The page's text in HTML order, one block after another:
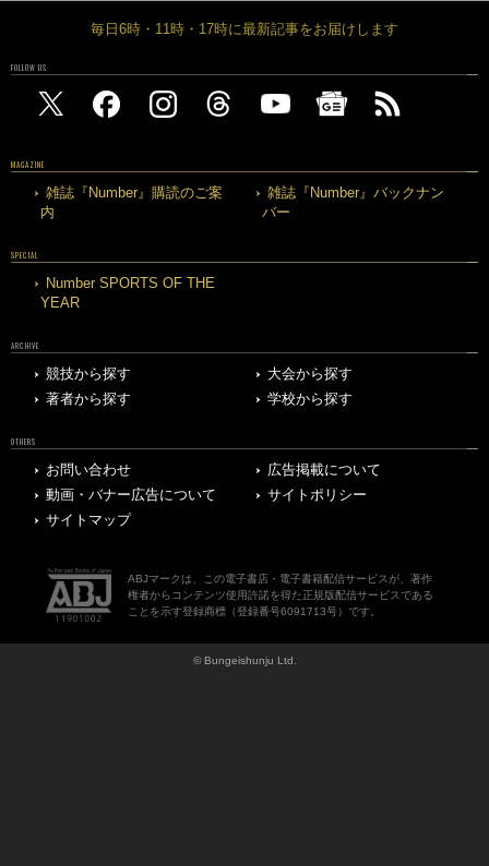
毎日6時・11時・17時に最新記事をお届けします
FOLLOW US
MAGAZINE
雑誌『Number』購読のご案
内
雑誌『Number』バックナン
バー
SPECIAL
Number SPORTS OF THE
YEAR
ARCHIVE
競技から探す
大会から探す
著者から探す
学校から探す
OTHERS
お問い合わせ
広告掲載について
動画・バナー広告について
サイトポリシー
サイトマップ
ABJマークは、この電子書店・電子書籍配信サービスが、著作
権者からコンテンツ使用許諾を得た正規版配信サービスである
ことを示す登録商標（登録番号6091713号）です。
© Bungeishunju Ltd.